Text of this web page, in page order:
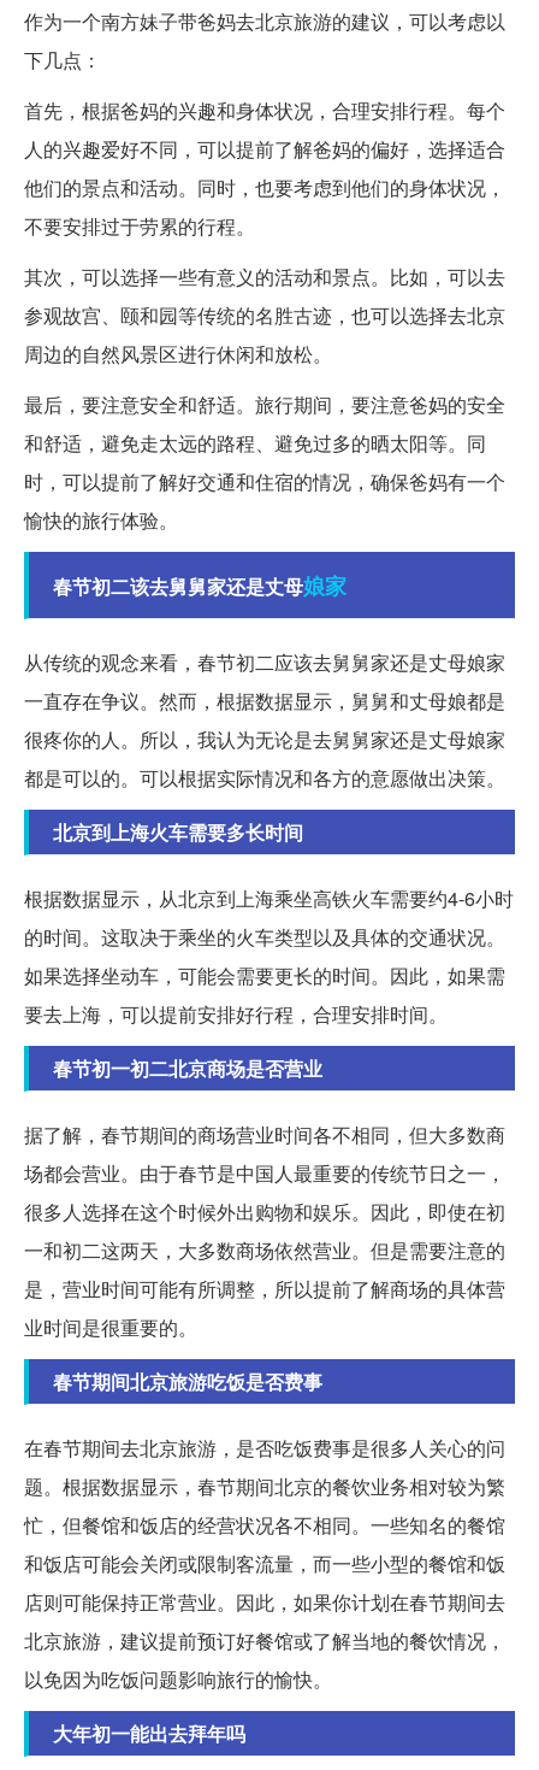
作为一个南方妹子带爸妈去北京旅游的建议，可以考虑以
下几点：
首先，根据爸妈的兴趣和身体状况，合理安排行程。每个
人的兴趣爱好不同，可以提前了解爸妈的偏好，选择适合
他们的景点和活动。同时，也要考虑到他们的身体状况，
不要安排过于劳累的行程。
其次，可以选择一些有意义的活动和景点。比如，可以去
参观故宫、颐和园等传统的名胜古迹，也可以选择去北京
周边的自然风景区进行休闲和放松。
最后，要注意安全和舒适。旅行期间，要注意爸妈的安全
和舒适，避免走太远的路程、避免过多的晒太阳等。同
时，可以提前了解好交通和住宿的情况，确保爸妈有一个
愉快的旅行体验。
春节初二该去舅舅家还是丈母娘家
从传统的观念来看，春节初二应该去舅舅家还是丈母娘家
一直存在争议。然而，根据数据显示，舅舅和丈母娘都是
很疼你的人。所以，我认为无论是去舅舅家还是丈母娘家
都是可以的。可以根据实际情况和各方的意愿做出决策。
北京到上海火车需要多长时间
根据数据显示，从北京到上海乘坐高铁火车需要约4-6小时
的时间。这取决于乘坐的火车类型以及具体的交通状况。
如果选择坐动车，可能会需要更长的时间。因此，如果需
要去上海，可以提前安排好行程，合理安排时间。
春节初一初二北京商场是否营业
据了解，春节期间的商场营业时间各不相同，但大多数商
场都会营业。由于春节是中国人最重要的传统节日之一，
很多人选择在这个时候外出购物和娱乐。因此，即使在初
一和初二这两天，大多数商场依然营业。但是需要注意的
是，营业时间可能有所调整，所以提前了解商场的具体营
业时间是很重要的。
春节期间北京旅游吃饭是否费事
在春节期间去北京旅游，是否吃饭费事是很多人关心的问
题。根据数据显示，春节期间北京的餐饮业务相对较为繁
忙，但餐馆和饭店的经营状况各不相同。一些知名的餐馆
和饭店可能会关闭或限制客流量，而一些小型的餐馆和饭
店则可能保持正常营业。因此，如果你计划在春节期间去
北京旅游，建议提前预订好餐馆或了解当地的餐饮情况，
以免因为吃饭问题影响旅行的愉快。
大年初一能出去拜年吗